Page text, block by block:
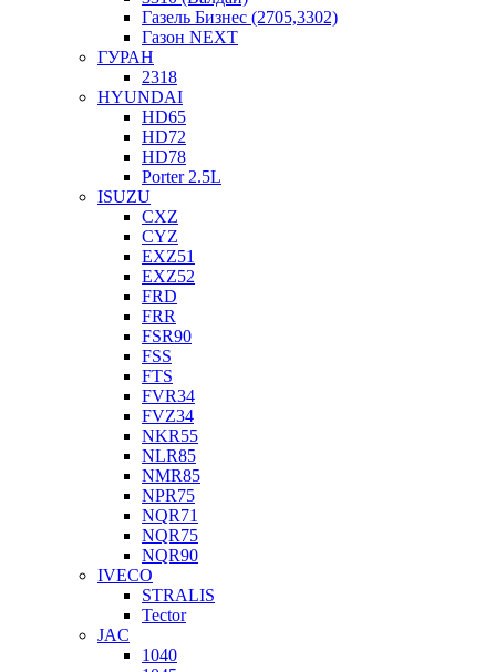
Газель Бизнес (2705,3302)
Газон NEXT
ГУРАН
2318
HYUNDAI
HD65
HD72
HD78
Porter 2.5L
ISUZU
CXZ
CYZ
EXZ51
EXZ52
FRD
FRR
FSR90
FSS
FTS
FVR34
FVZ34
NKR55
NLR85
NMR85
NPR75
NQR71
NQR75
NQR90
IVECO
STRALIS
Tector
JAC
1040